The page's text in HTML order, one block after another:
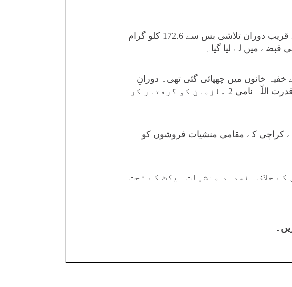
ترجمان اے این ایف کے مطابق کارروائی کے دوران ناردرن بائی پاس کے قریب دوران تلاشی بس سے 172.6 کلو گرام
قبضے میں لے لیا گیا۔
خفیہ خانوں میں چھپائی گئی تھی۔ دورانِ
کارروائی مستونگ کے رہائشی نادر خان اور قلعہ عبداللہ کے رہائشی قدرت اللّٰہ نامی 2 ملزمان کو گرفتار کر
کراچی کے مقامی منشیات فروشوں کو
خلاف انسداد منشیات ایکٹ کے تحت